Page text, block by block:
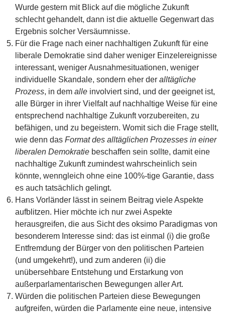
Wurde gestern mit Blick auf die mögliche Zukunft
schlecht gehandelt, dann ist die aktuelle Gegenwart das
Ergebnis solcher Versäumnisse.
Für die Frage nach einer nachhaltigen Zukunft für eine
liberale Demokratie sind daher weniger Einzelereignisse
interessant, weniger Ausnahmesituationen, weniger
individuelle Skandale, sondern eher der alltägliche
Prozess, in dem alle involviert sind, und der geeignet ist,
alle Bürger in ihrer Vielfalt auf nachhaltige Weise für eine
entsprechend nachhaltige Zukunft vorzubereiten, zu
befähigen, und zu begeistern. Womit sich die Frage stellt,
wie denn das Format des alltäglichen Prozesses in einer
liberalen Demokratie beschaffen sein sollte, damit eine
nachhaltige Zukunft zumindest wahrscheinlich sein
könnte, wenngleich ohne eine 100%-tige Garantie, dass
es auch tatsächlich gelingt.
Hans Vorländer lässt in seinem Beitrag viele Aspekte
aufblitzen. Hier möchte ich nur zwei Aspekte
herausgreifen, die aus Sicht des oksimo Paradigmas von
besonderem Interesse sind: das ist einmal (i) die große
Entfremdung der Bürger von den politischen Parteien
(und umgekehrt!), und zum anderen (ii) die
unübersehbare Entstehung und Erstarkung von
außerparlamentarischen Bewegungen aller Art.
Würden die politischen Parteien diese Bewegungen
aufgreifen, würden die Parlamente eine neue, intensive